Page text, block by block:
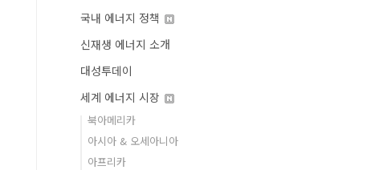
국내 에너지 정책
신재생 에너지 소개
대성투데이
세계 에너지 시장
북아메리카
아시아 & 오세아니아
아프리카